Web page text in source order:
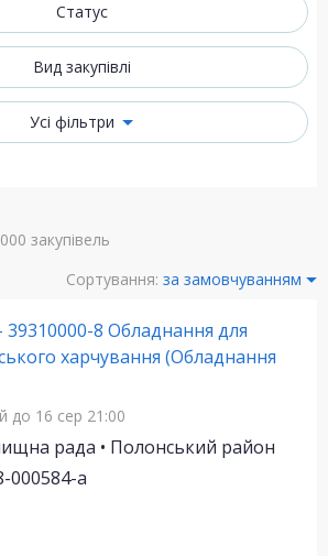
Статус
Вид закупівлі
Усі фільтри
закупівель
Сортування: за замовчуванням
39310000-8 Обладнання для
харчування (Обладнання
до 16 сер 21:00
рада • Полонський район
000584-a